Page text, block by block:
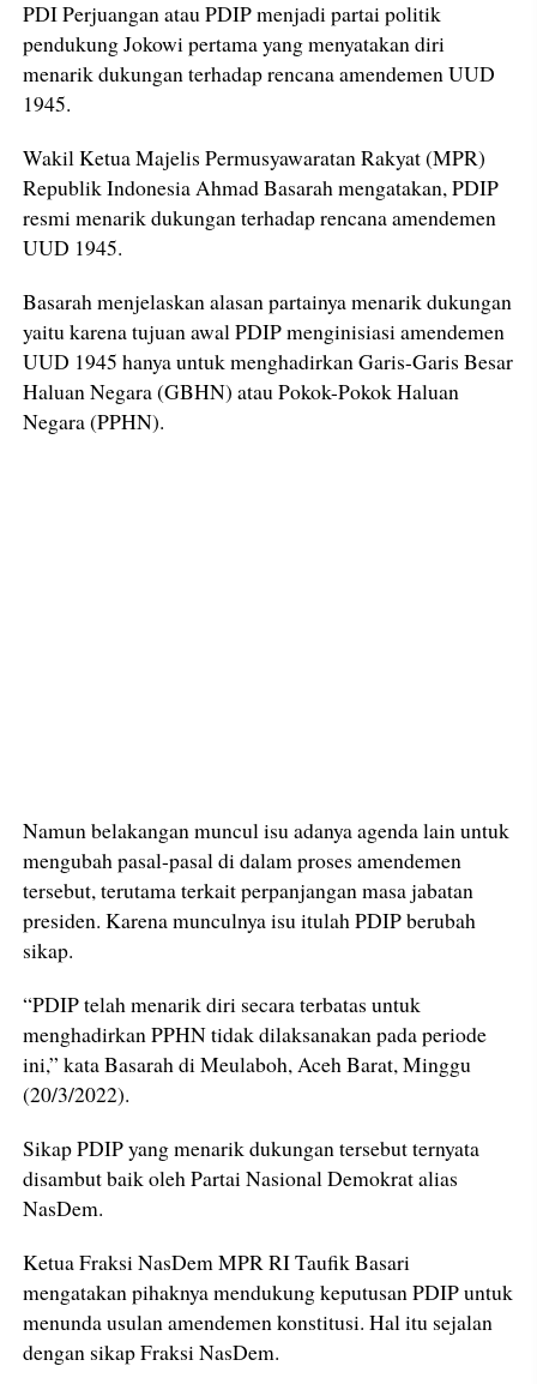
PDI Perjuangan atau PDIP menjadi partai politik
pendukung Jokowi pertama yang menyatakan diri
menarik dukungan terhadap rencana amendemen UUD
1945.
Wakil Ketua Majelis Permusyawaratan Rakyat (MPR)
Republik Indonesia Ahmad Basarah mengatakan, PDIP
resmi menarik dukungan terhadap rencana amendemen
UUD 1945.
Basarah menjelaskan alasan partainya menarik dukungan
yaitu karena tujuan awal PDIP menginisiasi amendemen
UUD 1945 hanya untuk menghadirkan Garis-Garis Besar
Haluan Negara (GBHN) atau Pokok-Pokok Haluan
Negara (PPHN).
Namun belakangan muncul isu adanya agenda lain untuk
mengubah pasal-pasal di dalam proses amendemen
tersebut, terutama terkait perpanjangan masa jabatan
presiden. Karena munculnya isu itulah PDIP berubah
sikap.
“PDIP telah menarik diri secara terbatas untuk
menghadirkan PPHN tidak dilaksanakan pada periode
ini,” kata Basarah di Meulaboh, Aceh Barat, Minggu
(20/3/2022).
Sikap PDIP yang menarik dukungan tersebut ternyata
disambut baik oleh Partai Nasional Demokrat alias
NasDem.
Ketua Fraksi NasDem MPR RI Taufik Basari
mengatakan pihaknya mendukung keputusan PDIP untuk
menunda usulan amendemen konstitusi. Hal itu sejalan
dengan sikap Fraksi NasDem.